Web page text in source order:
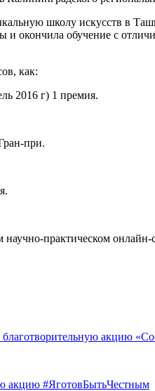
школу искусств в
окончила обучение с
как:
2016 г) 1 премия.
при.
практическом
благотворительную акцию
акцию #ЯготовБытьЧестным